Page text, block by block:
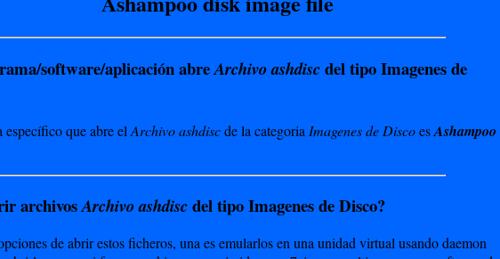
software/aplicación abreArchivo ashdiscdel tipo Imagenes de
específico que abre el Archivo ashdiscde la categoria Imagenes de DiscoesAshampoo
archivosArchivo ashdiscdel tipo Imagenes de Disco?
de abrir estos ficheros, una es emularlos en una unidad virtual usando daemon